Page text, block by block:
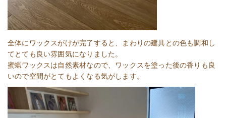
全体にワックスがけが完了すると、まわりの建具との色も調和し
てとても良い雰囲気になりました。
蜜蝋ワックスは自然素材なので、ワックスを塗った後の香りも良
いので空間がとてもよくなる気がします。